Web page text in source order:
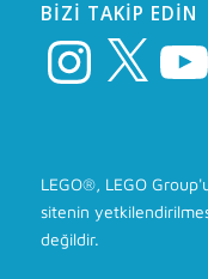
BIZI TAKIP EDIN
Instagram
LEGO®, LEGO
sitenin
değildir.